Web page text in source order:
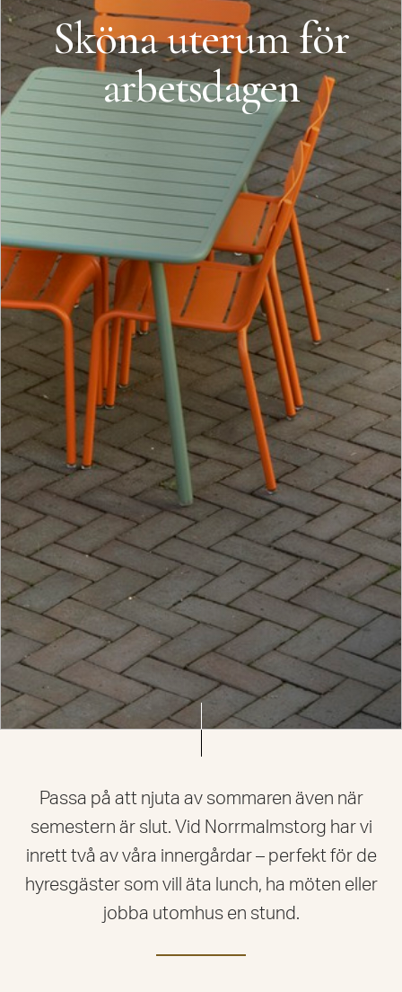
Sköna uterum för
arbetsdagen
Passa på att njuta av sommaren även när
semestern är slut. Vid Norrmalmstorg har vi
inrett två av våra innergårdar – perfekt för de
hyresgäster som vill äta lunch, ha möten eller
jobba utomhus en stund.